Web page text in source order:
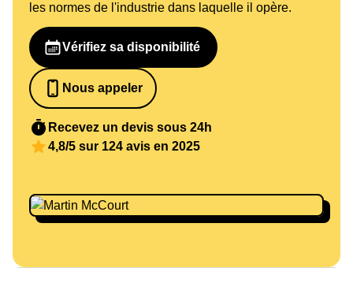
les normes de l'industrie dans laquelle il opère.
Vérifiez sa disponibilité
Nous appeler
0652698481
Recevez un devis sous 24h
4,8/5 sur 124 avis en 2025